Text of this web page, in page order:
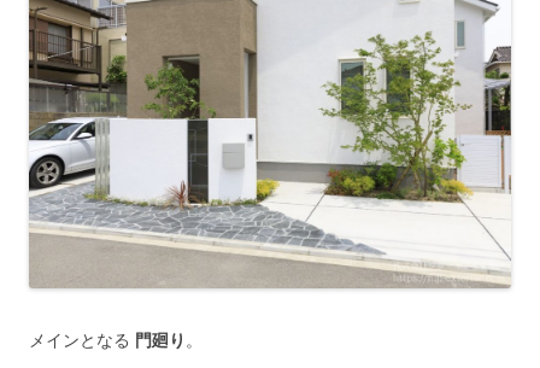
メインとなる 門廻り 。